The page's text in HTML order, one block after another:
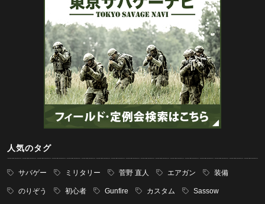
人気のタグ
サバゲー ミリタリー 菅野 直人 エアガン 装備
のりぞう 初心者 Gunfire カスタム Sassow